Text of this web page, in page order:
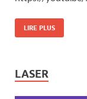
LIRE PLUS
LASER